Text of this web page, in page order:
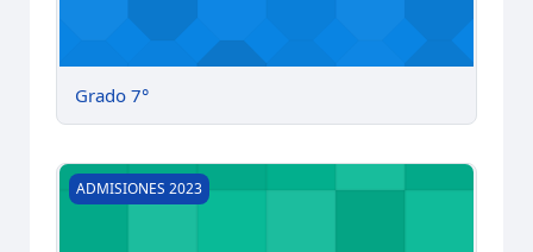
Grado 7°
Grado 6°
ADMISIONES 2023